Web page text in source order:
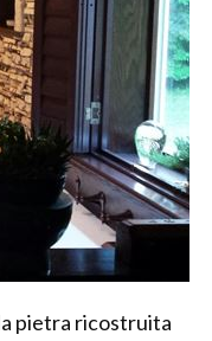
pietra ricostruita